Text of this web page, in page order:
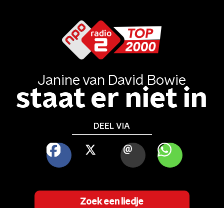
Janine van David Bowie
staat er niet in
DEEL VIA
FACEBOOK
X MAIL WHATSAPP
Zoek een liedje